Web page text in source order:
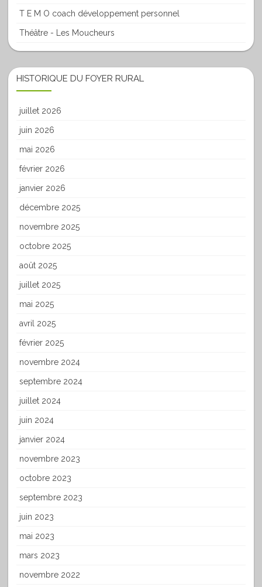
T E M O coach développement personnel
Théâtre - Les Moucheurs
HISTORIQUE DU FOYER RURAL
juillet 2026
juin 2026
mai 2026
février 2026
janvier 2026
décembre 2025
novembre 2025
octobre 2025
août 2025
juillet 2025
mai 2025
avril 2025
février 2025
novembre 2024
septembre 2024
juillet 2024
juin 2024
janvier 2024
novembre 2023
octobre 2023
septembre 2023
juin 2023
mai 2023
mars 2023
novembre 2022